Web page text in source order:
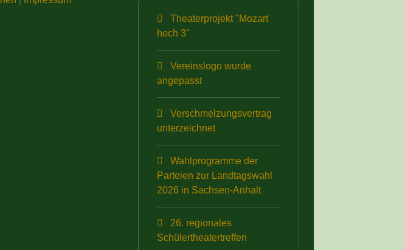
Theaterprojekt "Mozart
hoch 3"
Vereinslogo wurde
angepasst
Verschmelzungsvertrag
unterzeichnet
Wahlprogramme der
Parteien zur Landtagswahl
2026 in Sachsen-Anhalt
26. regionales
Schülertheatertreffen